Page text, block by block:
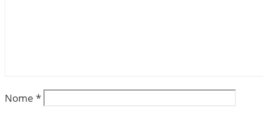
Nome *